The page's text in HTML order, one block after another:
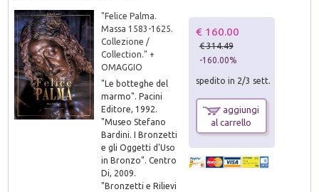
"Felice Palma.
Massa 1583-1625.
Collezione /
Collection." +
OMAGGIO
"Le botteghe del
marmo". Pacini
Editore, 1992.
"Museo Stefano
Bardini. I Bronzetti
e gli Oggetti d'Uso
in Bronzo". Centro
Di, 2009.
"Bronzetti e Rilievi
€ 160.00
€ 314.49
-160.00%
spedito in 2/3 sett.
aggiungi
al carrello